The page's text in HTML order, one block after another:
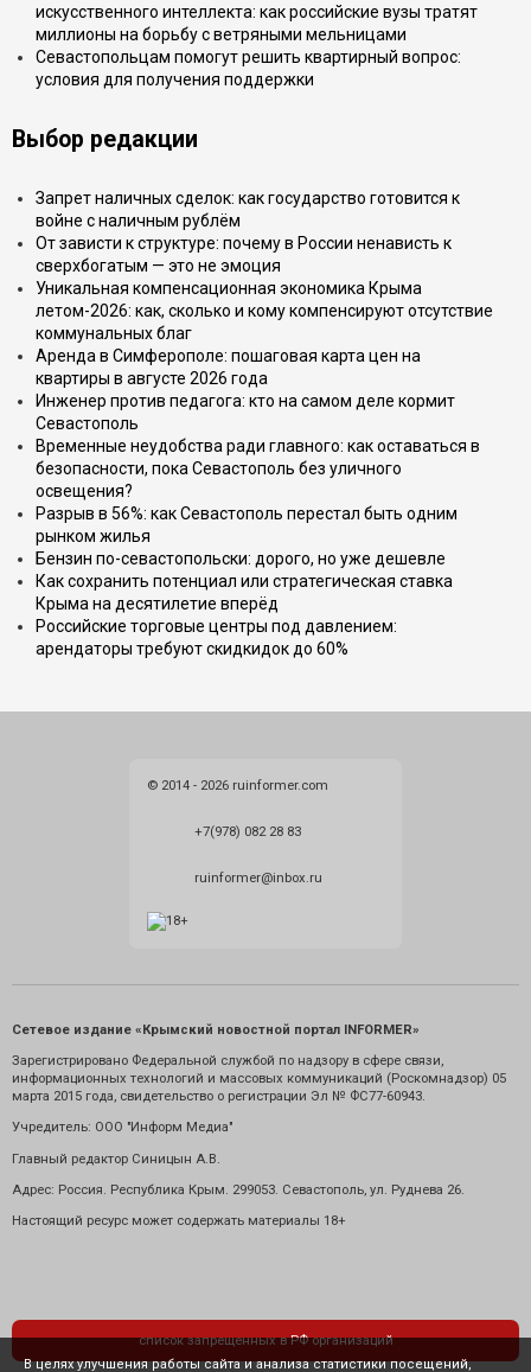
искусственного интеллекта: как российские вузы тратят
миллионы на борьбу с ветряными мельницами
Севастопольцам помогут решить квартирный вопрос:
условия для получения поддержки
Выбор редакции
Запрет наличных сделок: как государство готовится к
войне с наличным рублём
От зависти к структуре: почему в России ненависть к
сверхбогатым — это не эмоция
Уникальная компенсационная экономика Крыма
летом-2026: как, сколько и кому компенсируют отсутствие
коммунальных благ
Аренда в Симферополе: пошаговая карта цен на
квартиры в августе 2026 года
Инженер против педагога: кто на самом деле кормит
Севастополь
Временные неудобства ради главного: как оставаться в
безопасности, пока Севастополь без уличного
освещения?
Разрыв в 56%: как Севастополь перестал быть одним
рынком жилья
Бензин по-севастопольски: дорого, но уже дешевле
Как сохранить потенциал или стратегическая ставка
Крыма на десятилетие вперёд
Российские торговые центры под давлением:
арендаторы требуют скидкидок до 60%
© 2014 - 2026 ruinformer.com
+7(978) 082 28 83
ruinformer@inbox.ru
Сетевое издание «Крымский новостной портал INFORMER»
Зарегистрировано Федеральной службой по надзору в сфере связи,
информационных технологий и массовых коммуникаций (Роскомнадзор) 05
марта 2015 года, свидетельство о регистрации Эл № ФС77-60943.
Учредитель: ООО "Информ Медиа"
Главный редактор Синицын А.В.
Адрес: Россия. Республика Крым. 299053. Севастополь, ул. Руднева 26.
Настоящий ресурс может содержать материалы 18+
список запрещенных в РФ организаций
В целях улучшения работы сайта и анализа статистики посещений,